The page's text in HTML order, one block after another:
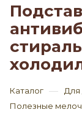
Каталог — Для
Полезные